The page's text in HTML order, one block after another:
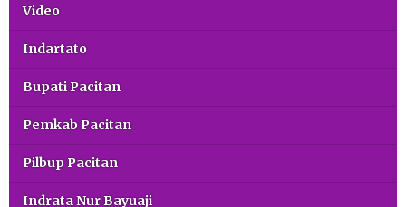
Video
Indartato
Bupati Pacitan
Pemkab Pacitan
Pilbup Pacitan
Indrata Nur Bayuaji